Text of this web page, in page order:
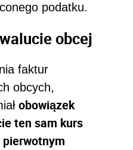
podatku.
obcej
faktur
obcych,
obowiązek
ten sam kurs